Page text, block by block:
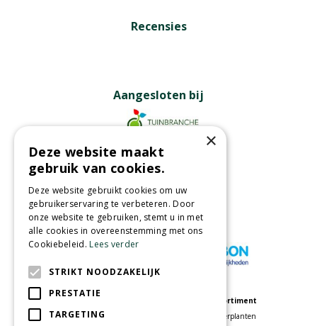
Recensies
Aangesloten bij
Partners
Wij accepteren
Tuincentrum
Assortiment
Kamerplanten
×
Deze website maakt
gebruik van cookies.
Deze website gebruikt cookies om uw
gebruikerservaring te verbeteren. Door
onze website te gebruiken, stemt u in met
alle cookies in overeenstemming met ons
Cookiebeleid.Lees verder
STRIKT NOODZAKELIJK
PRESTATIE
TARGETING